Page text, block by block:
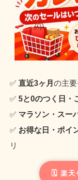
✅ 直近3ヶ月 の主
✅ 5と0のつく日・
✅ マラソン・スー
✅ お得な日・ポイ
リ
🗓️ 楽天